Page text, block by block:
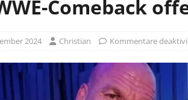
Comeback
2024 Christian Kommentare